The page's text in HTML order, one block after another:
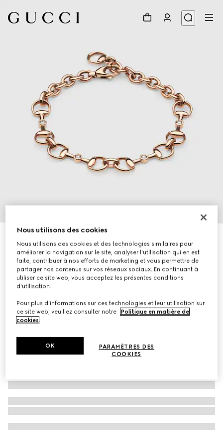
CA$6,475
Nous utilisons des cookies
Nous utilisons des cookies et des technologies similaires pour
améliorer la navigation sur le site, analyser l'utilisation qui en est
faite, contribuer à nos efforts de marketing et vous permettre de
partager nos contenus sur vos réseaux sociaux. En continuant à
utiliser ce site web, vous acceptez les présentes conditions
d'utilisation.
Pour plus d'informations sur ces technologies et leur utilisation sur
ce site web, veuillez consulter notre
Politique en matière de
cookies.
PARAMÈTRES DES
COOKIES
OK